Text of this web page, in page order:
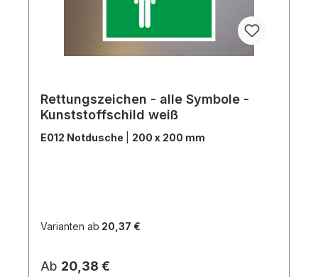
Rettungszeichen - alle Symbole -
Kunststoffschild weiß
E012 Notdusche 200 x 200 mm
Varianten ab 20,37 €
Regulärer Preis:
Ab 20,38 €